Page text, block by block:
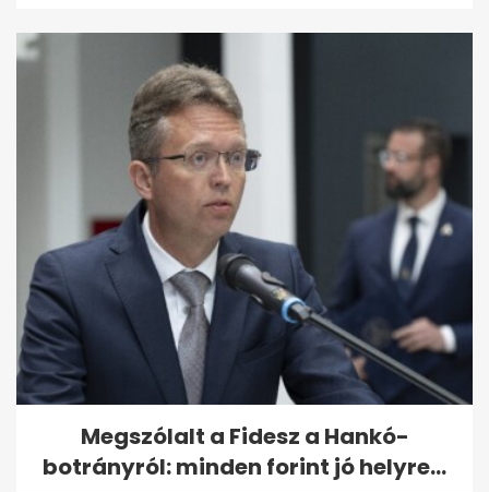
Megszólalt a Fidesz a Hankó-
botrányról: minden forint jó helyre...